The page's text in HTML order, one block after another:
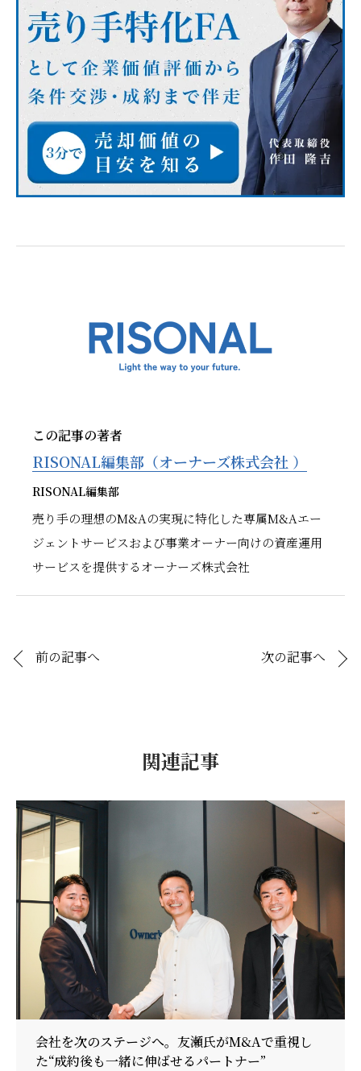
この記事の著者
RISONAL編集部（オーナーズ株式会社 ）
RISONAL編集部
売り手の理想のM&Aの実現に特化した専属M&Aエー
ジェントサービスおよび事業オーナー向けの資産運用
サービスを提供するオーナーズ株式会社
前の記事へ 次の記事へ
関連記事
会社を次のステージへ。友瀬氏がM&Aで重視し
た“成約後も一緒に伸ばせるパートナー”